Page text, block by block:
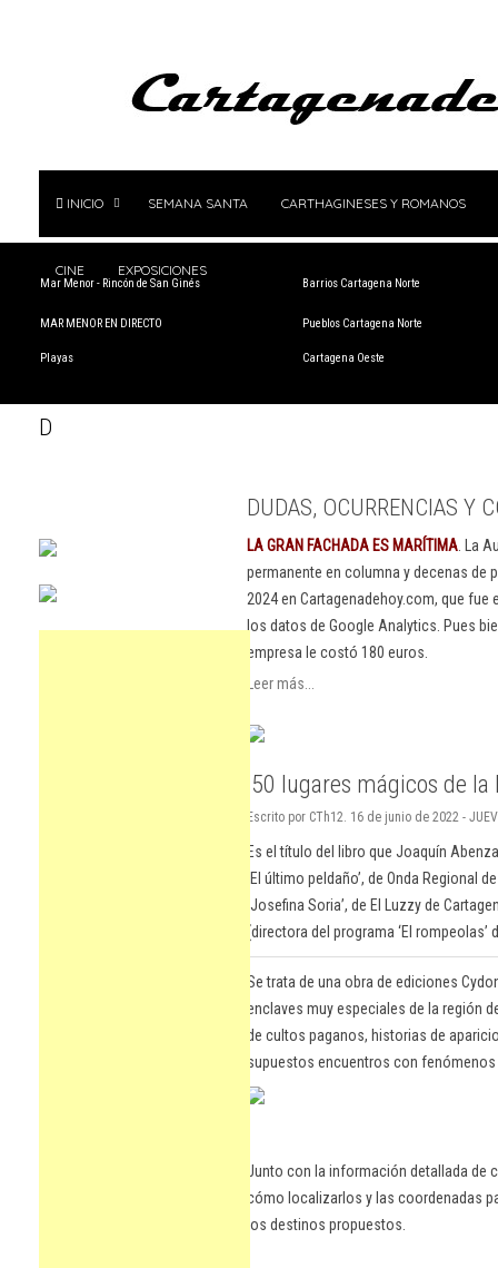
INICIO SEMANA SANTA CARTHAGINESES Y ROMANOS
CINE EXPOSICIONES
Mar Menor - Rincón de San Ginés
MAR MENOR EN DIRECTO
Playas
Barrios Cartagena Norte
Pueblos Cartagena Norte
Cartagena Oeste
D
DUDAS, OCURRENCIAS Y
LA GRAN FACHADA ES MARÍTIMA . La
permanente en columna y decenas
2024 en Cartagenadehoy.com, que
los datos de Google Analytics. Pues
empresa le costó 180 euros.
Leer más...
’50 lugares mágicos de
Escrito por CTh12. 16 de junio de 2022 -
Es el título del libro que Joaquín
‘El último peldaño’, de Onda Regional
‘Josefina Soria’, de El Luzzy de
(directora del programa ‘El
Se trata de una obra de ediciones
enclaves muy especiales de la región
de cultos paganos, historias de
supuestos encuentros con
Junto con la información detallada de
cómo localizarlos y las coordenadas
los destinos propuestos.